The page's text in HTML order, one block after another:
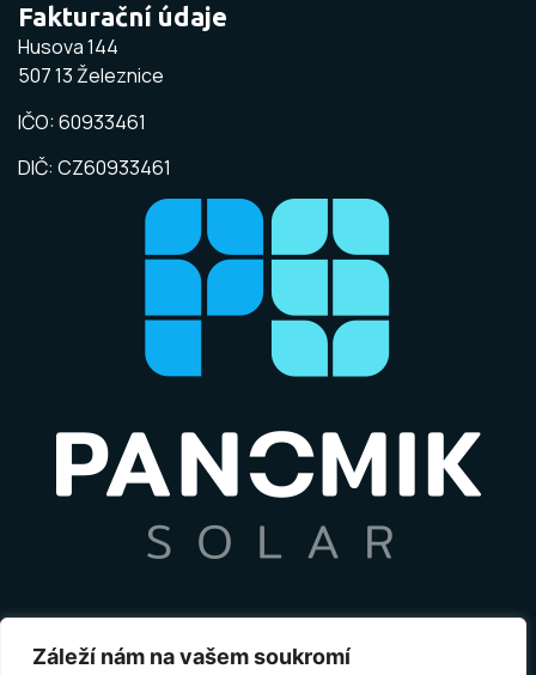
Záleží nám na vašem soukromí
Fakturační údaje
Husova 144
507 13 Železnice
IČO: 60933461
DIČ: CZ60933461